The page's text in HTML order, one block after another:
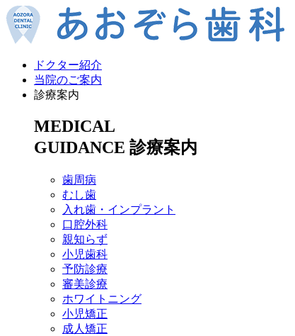
ドクター紹介
当院のご案内
診療案内
MEDICAL
GUIDANCE 診療案内
歯周病
むし歯
入れ歯・インプラント
口腔外科
親知らず
小児歯科
予防診療
審美診療
ホワイトニング
小児矯正
成人矯正